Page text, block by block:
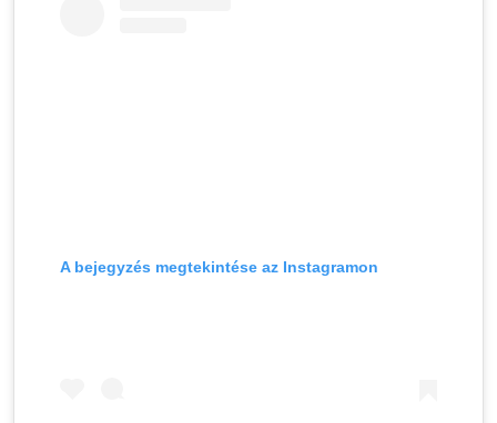
A bejegyzés megtekintése az Instagramon